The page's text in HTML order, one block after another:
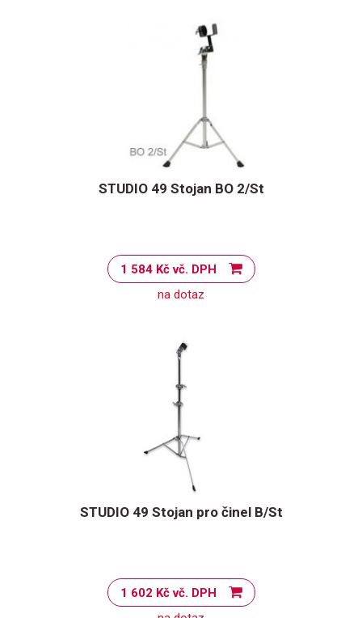
STUDIO 49 Stojan BO 2/St
1 584 Kč vč. DPH
na dotaz
STUDIO 49 Stojan pro činel B/St
1 602 Kč vč. DPH